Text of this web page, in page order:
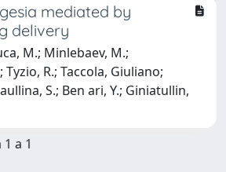
mediated by
delivery
M.; Minlebaev, M.;
R.; Taccola, Giuliano;
S.; Ben ari, Y.; Giniatullin,
a 1